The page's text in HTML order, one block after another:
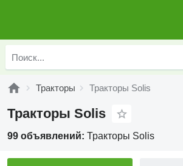
Тракторы Тракторы Solis
Тракторы Solis
99 объявлений: Тракторы Solis